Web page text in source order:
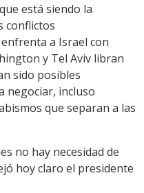
está siendo la
conflictos
a Israel con
y Tel Aviv libran
sido posibles
negociar, incluso
que separan a las
no hay necesidad de
hoy claro el presidente